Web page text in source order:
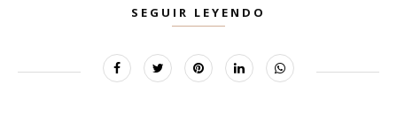
SEGUIR LEYENDO